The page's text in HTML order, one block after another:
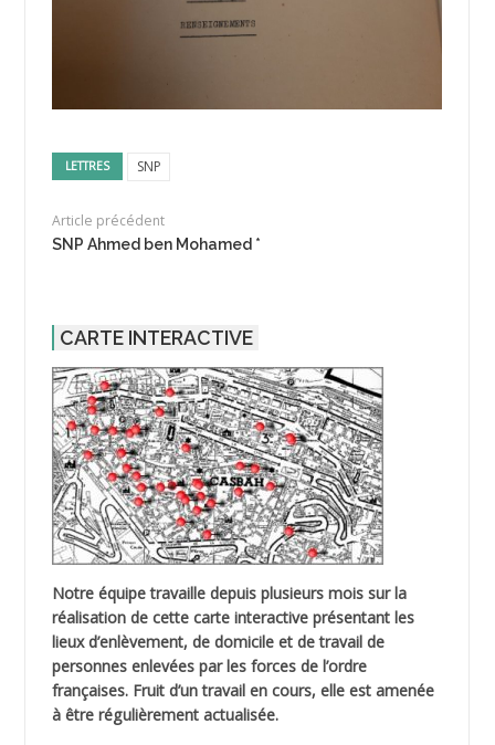
LETTRES SNP
Article précédent
SNP Ahmed ben Mohamed *
CARTE INTERACTIVE
Notre équipe travaille depuis plusieurs mois sur la
réalisation de cette carte interactive présentant les
lieux d’enlèvement, de domicile et de travail de
personnes enlevées par les forces de l’ordre
françaises. Fruit d’un travail en cours, elle est amenée
à être régulièrement actualisée.